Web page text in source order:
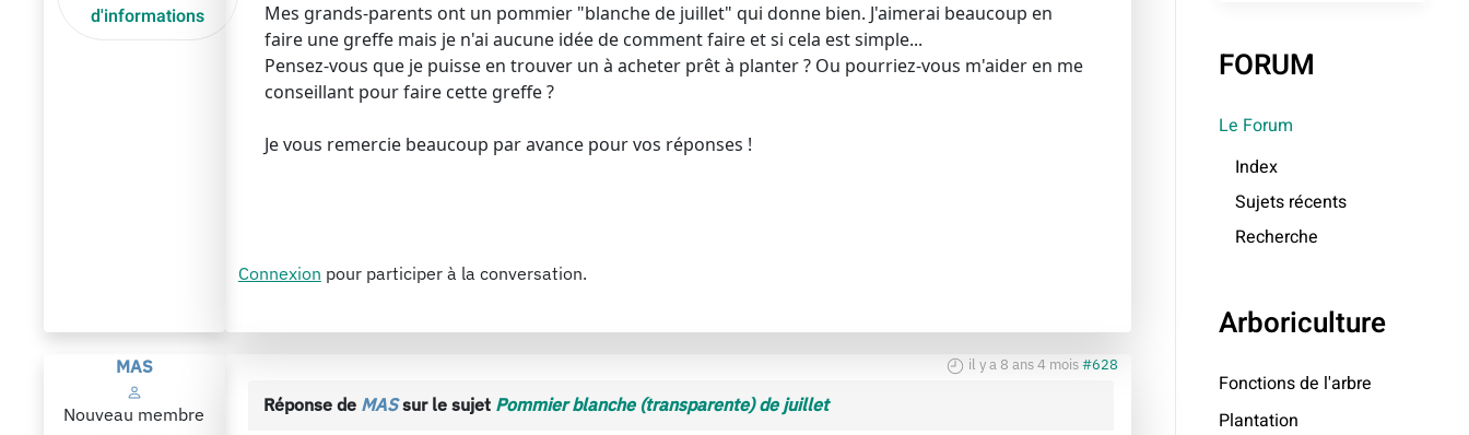
d'informations
Mes grands-parents ont un pommier "blanche de juillet" qui donne bien. J'aimerai beaucoup en
faire une greffe mais je n'ai aucune idée de comment faire et si cela est simple...
Pensez-vous que je puisse en trouver un à acheter prêt à planter ? Ou pourriez-vous m'aider en me
conseillant pour faire cette greffe ?
Je vous remercie beaucoup par avance pour vos réponses !
Connexion pour participer à la conversation.
MAS
Nouveau membre
il y a 8 ans 4 mois#628
Réponse de MASsur le sujet Pommier blanche (transparente) de juillet
FORUM
Le Forum
Index
Sujets récents
Recherche
Arboriculture
Fonctions de l'arbre
Plantation